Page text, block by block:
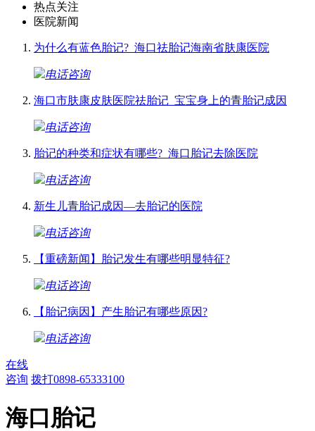
热点关注
医院新闻
为什么有蓝色胎记?_海口祛胎记海南省肤康医院
电话咨询
海口市肤康皮肤医院祛胎记_宝宝身上的青胎记成因
电话咨询
胎记的种类和症状有哪些?_海口胎记去除医院
电话咨询
新生儿青胎记成因—去胎记的医院
电话咨询
【重磅新闻】胎记发生有哪些明显特征?
电话咨询
【胎记病因】产生胎记有哪些原因?
电话咨询
在线
咨询 拨打0898-65333100
海口胎记